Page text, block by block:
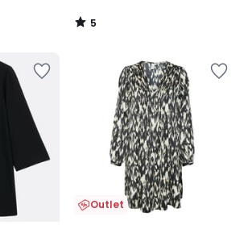
5
/
Outlet